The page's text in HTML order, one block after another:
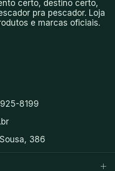
certo, destino certo,
pra pescador. Loja
e marcas oficiais.
8199
386